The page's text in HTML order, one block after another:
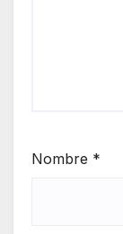
Nombre *